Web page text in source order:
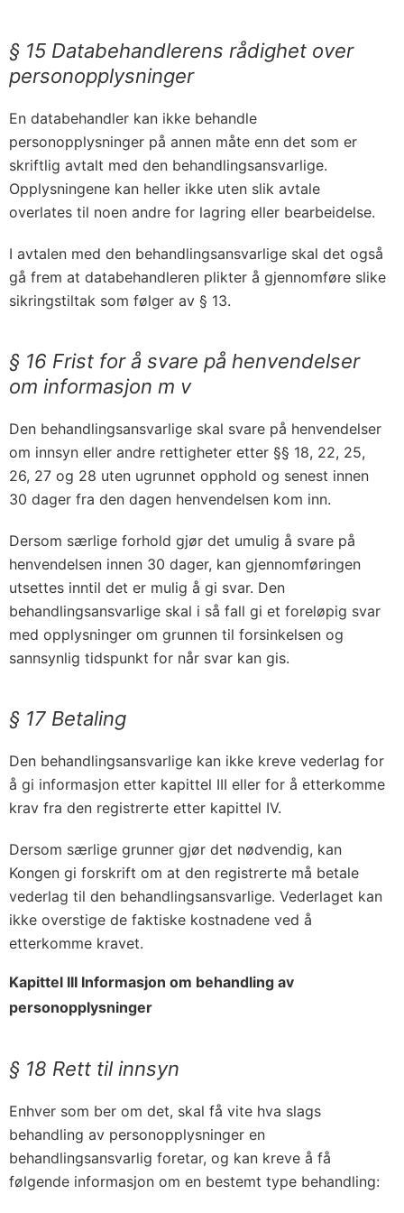
§ 15 Databehandlerens rådighet over
personopplysninger
En databehandler kan ikke behandle
personopplysninger på annen måte enn det som er
skriftlig avtalt med den behandlingsansvarlige.
Opplysningene kan heller ikke uten slik avtale
overlates til noen andre for lagring eller bearbeidelse.
I avtalen med den behandlingsansvarlige skal det også
gå frem at databehandleren plikter å gjennomføre slike
sikringstiltak som følger av § 13.
§ 16 Frist for å svare på henvendelser
om informasjon m v
Den behandlingsansvarlige skal svare på henvendelser
om innsyn eller andre rettigheter etter §§ 18, 22, 25,
26, 27 og 28 uten ugrunnet opphold og senest innen
30 dager fra den dagen henvendelsen kom inn.
Dersom særlige forhold gjør det umulig å svare på
henvendelsen innen 30 dager, kan gjennomføringen
utsettes inntil det er mulig å gi svar. Den
behandlingsansvarlige skal i så fall gi et foreløpig svar
med opplysninger om grunnen til forsinkelsen og
sannsynlig tidspunkt for når svar kan gis.
§ 17 Betaling
Den behandlingsansvarlige kan ikke kreve vederlag for
å gi informasjon etter kapittel III eller for å etterkomme
krav fra den registrerte etter kapittel IV.
Dersom særlige grunner gjør det nødvendig, kan
Kongen gi forskrift om at den registrerte må betale
vederlag til den behandlingsansvarlige. Vederlaget kan
ikke overstige de faktiske kostnadene ved å
etterkomme kravet.
Kapittel III Informasjon om behandling av
personopplysninger
§ 18 Rett til innsyn
Enhver som ber om det, skal få vite hva slags
behandling av personopplysninger en
behandlingsansvarlig foretar, og kan kreve å få
følgende informasjon om en bestemt type behandling: